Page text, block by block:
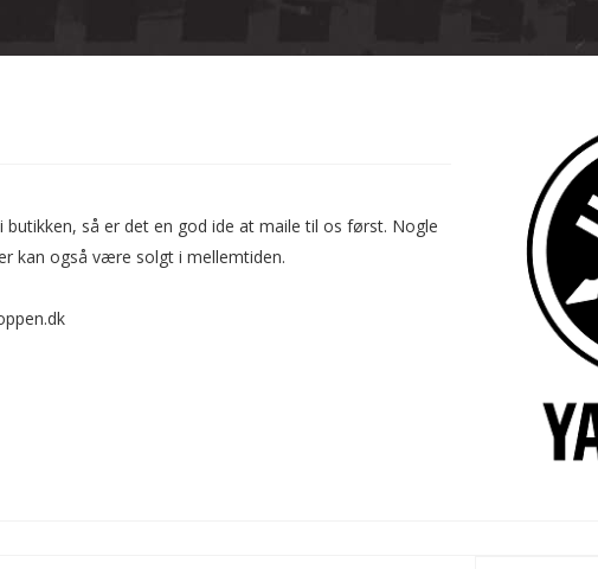
så er det en god ide at maile til os først. Nogle
kan også være solgt i mellemtiden.